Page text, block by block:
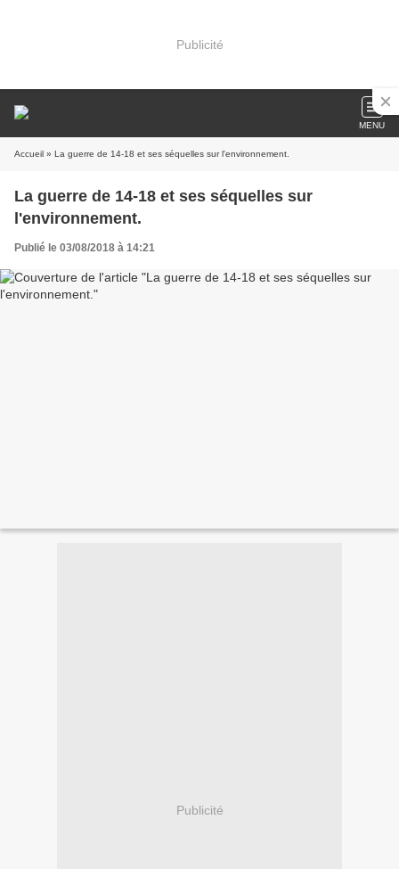
Publicité
MENU
Accueil » La guerre de 14-18 et ses séquelles sur l'environnement.
La guerre de 14-18 et ses séquelles sur
l'environnement.
Publié le 03/08/2018 à 14:21
Publicité